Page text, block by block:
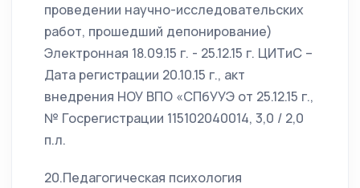
проведении научно-исследовательских
работ, прошедший депонирование)
Электронная 18.09.15 г. - 25.12.15 г. ЦИТиС –
Дата регистрации 20.10.15 г., акт
внедрения НОУ ВПО «СПбУУЭ от 25.12.15 г.,
№ Госрегистрации 115102040014, 3,0 / 2,0
п.л.
20.Педагогическая психология